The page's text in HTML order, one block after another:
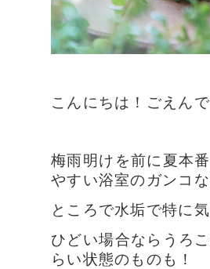
こんにちは！ごえんで
梅雨明けを前に夏本
やすい浴室のガンコ
ところで水垢で特に
ひどい場合ならうろ
らい状態のものも！